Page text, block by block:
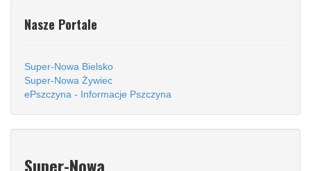
Nasze Portale
Super-Nowa Bielsko
Super-Nowa Żywiec
ePszczyna - Informacje Pszczyna
Super-Nowa